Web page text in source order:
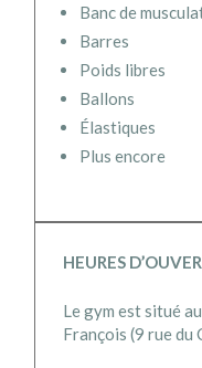
Banc de
Barres
Poids libres
Ballons
Élastiques
Plus encore
HEURES
Le gym est situé
François (9 rue du